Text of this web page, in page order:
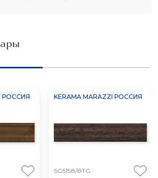
РОССИЯ KERAMA MARAZZI РОССИЯ
SG5158/BTG